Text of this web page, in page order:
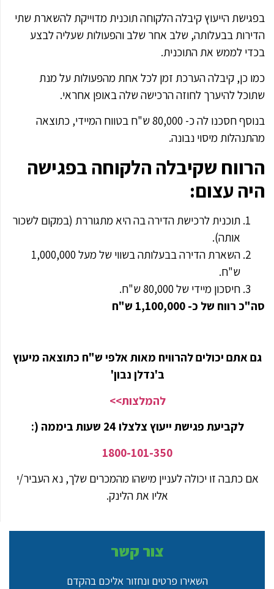
בפגישת הייעוץ קיבלה הלקוחה תוכנית מדוייקת להשארת שתי
הדירות בבעלותה, שלב אחר שלב והפעולות שעליה לבצע
בכדי לממש את התוכנית.
כמו כן, קיבלה הערכת זמן לכל אחת מהפעולות על מנת
שתוכל להיערך לחוזה הרכישה שלה באופן אחראי.
בנוסף חסכנו לה כ- 80,000 ש"ח בטווח המיידי, כתוצאה
מהתנהלות מיסוי נבונה.
הרווח שקיבלה הלקוחה בפגישה
היה עצום:
תוכנית לרכישת הדירה בה היא מתגוררת (במקום לשכור
אותה).
השארת הדירה בבעלותה בשווי של מעל 1,000,000
ש"ח.
חיסכון מיידי של 80,000 ש"ח.
סה"כ רווח של כ- 1,100,000 ש"ח
גם אתם יכולים להרוויח מאות אלפי ש"ח כתוצאה מיעוץ
ב'נדלן נבון'
להמלצות>>
לקביעת פגישת ייעוץ צלצלו 24 שעות ביממה (:
1800-101-350
אם כתבה זו יכולה לעניין מישהו מהמכרים שלך, נא העביר/י
אליו את הלינק.
צור קשר
השאירו פרטים ונחזור אליכם בהקדם